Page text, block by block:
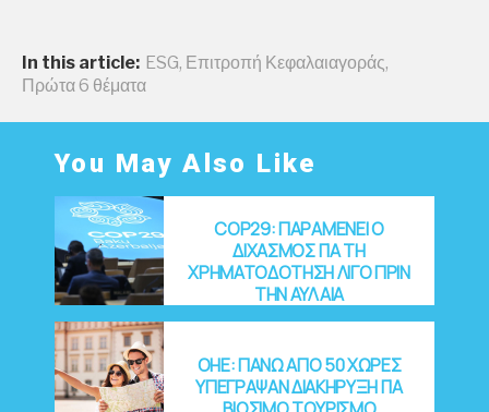
In this article: ESG, Επιτροπή Κεφαλαιαγοράς,
Πρώτα 6 θέματα
You May Also Like
COP29: ΠΑΡΑΜΕΝΕΙ Ο
ΔΙΧΑΣΜΟΣ ΓΙΑ ΤΗ
ΧΡΗΜΑΤΟΔΟΤΗΣΗ ΛΙΓΟ ΠΡΙΝ
ΤΗΝ ΑΥΛΑΙΑ
OHE: ΠΑΝΩ ΑΠΟ 50 ΧΩΡΕΣ
ΥΠΕΓΡΑΨΑΝ ΔΙΑΚΗΡΥΞΗ ΓΙΑ